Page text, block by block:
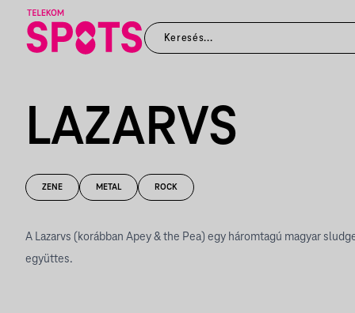
LAZARVS
ZENE METAL ROCK
A Lazarvs (korábban Apey & the Pea) egy háromtagú magyar
együttes.